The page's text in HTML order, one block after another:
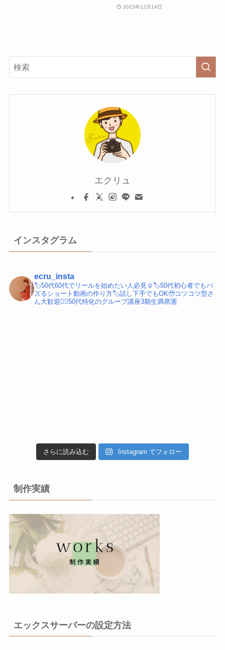
2023年12月14日
エクリュ
インスタグラム
ecru_insta
🏷️50代60代でリールを始めたい人必見☺️🏷️50代初心者でもバ
ズるショート動画の作り方🏷️話し下手でもOK🥹コツコツ型さ
ん大歓迎💁‍♀️50代特化のグループ講座3期生満席🈵
さらに読み込む Instagram でフォロー
制作実績
エックスサーバーの設定方法